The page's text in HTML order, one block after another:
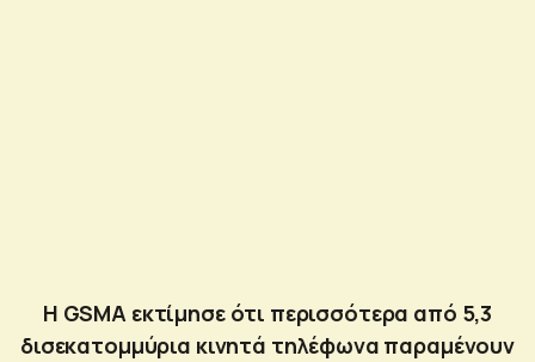
Η GSMA εκτίμησε ότι περισσότερα από 5,3
δισεκατομμύρια κινητά τηλέφωνα παραμένουν